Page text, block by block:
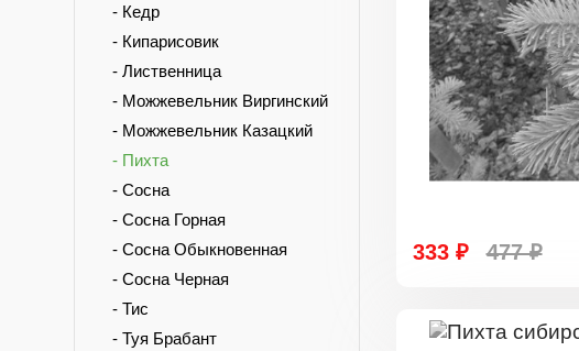
- Кедр
- Кипарисовик
- Лиственница
- Можжевельник Виргинский
- Можжевельник Казацкий
- Пихта
- Сосна
- Сосна Горная
- Сосна Обыкновенная
- Сосна Черная
- Тис
- Туя Брабант
333 ₽ 477 ₽